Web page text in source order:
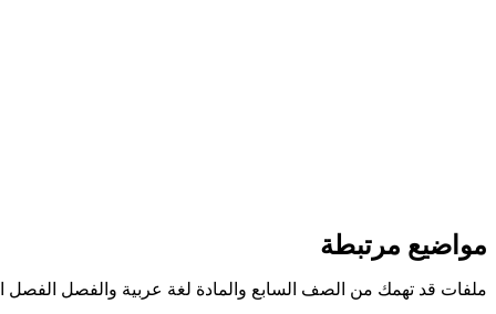
مواضيع مرتبطة
ملفات قد تهمك من الصف السابع والمادة لغة عربية والفصل الفصل